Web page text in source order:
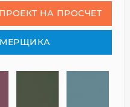
НА ПРОСЧЕТ